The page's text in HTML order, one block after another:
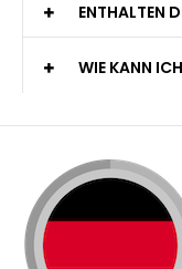
ENTHALTEN
WIE KANN